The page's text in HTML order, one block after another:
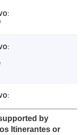
by
Itinerantes or